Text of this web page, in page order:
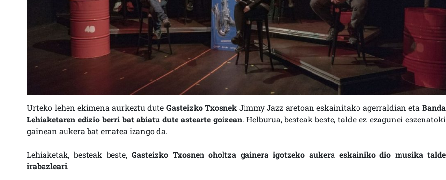
Urteko lehen ekimena aurkeztu dute Gasteizko Txosnek Jimmy Jazz aretoan eskainitako agerraldian eta Banda
Lehiaketaren edizio berri bat abiatu dute astearte goizean. Helburua, besteak beste, talde ez-ezagunei eszenatoki
gainean aukera bat ematea izango da.
Lehiaketak, besteak beste, Gasteizko Txosnen oholtza gainera igotzeko aukera eskainiko dio musika talde
irabazleari.